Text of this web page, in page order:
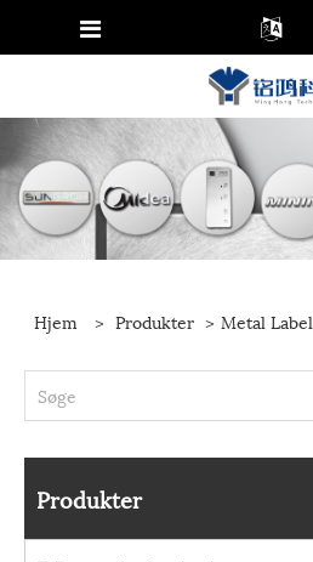
Hjem > Produkter > Metal Label
Produkter